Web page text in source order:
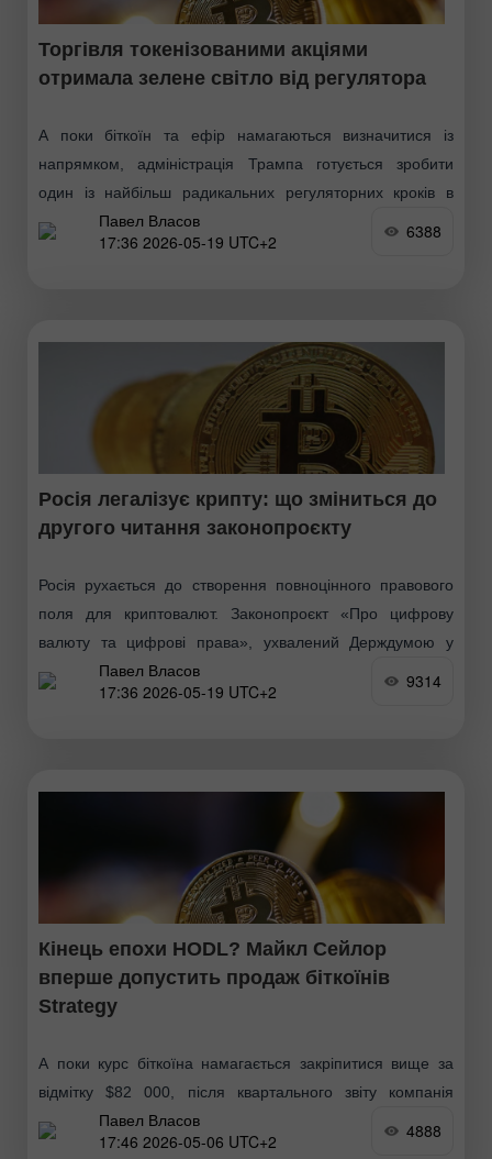
Торгівля токенізованими акціями
отримала зелене світло від регулятора
А поки біткоїн та ефір намагаються визначитися із
напрямком, адміністрація Трампа готується зробити
один із найбільш радикальних регуляторних кроків в
історії американського фондового ринку. Згідно з
даними, Комісія з цінних
Павел Власов
17:36 2026-05-19 UTC+2
6388
Росія легалізує крипту: що зміниться до
другого читання законопроєкту
Росія рухається до створення повноцінного правового
поля для криптовалют. Законопроєкт «Про цифрову
валюту та цифрові права», ухвалений Держдумою у
першому читанні у квітні 2026 року, готується до другого
Павел Власов
17:36 2026-05-19 UTC+2
9314
Кінець епохи HODL? Майкл Сейлор
вперше допустить продаж біткоїнів
Strategy
А поки курс біткоїна намагається закріпитися вище за
відмітку $82 000, після квартального звіту компанія
Strategy, в якому компанія зафіксувала величезні збитки,
її засновник Майкл Сейлор зробив заяву, яка може
Павел Власов
17:46 2026-05-06 UTC+2
4888